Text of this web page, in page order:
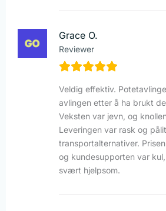
Grace O.
Reviewer
Veldig effektiv.
avlingen etter å ha brukt
Veksten var jevn, og
Leveringen var rask og
transportalternativer.
og kundesupporten var
svært hjelpsom.